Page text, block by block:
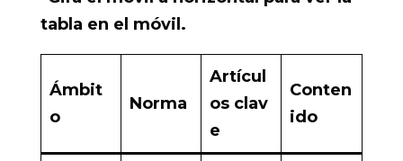
tabla en el móvil.
Ámbit
o
Norma
Artícul
os clav
e
Conten
ido